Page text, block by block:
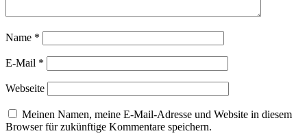
Name *
E-Mail *
Webseite
Meinen Namen, meine E-Mail-Adresse und Website in diesem
Browser für zukünftige Kommentare speichern.